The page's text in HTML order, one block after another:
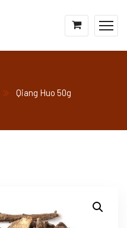
Qiang Huo 50g